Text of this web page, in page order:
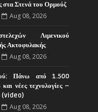
στα Στενά του Ορμούζ
Aug 08, 2026
Λιμενικού
Ακτοφυλακής
Aug 08, 2026
Πάνω από 1.500
νέες τεχνολογίες –
(video)
Aug 08, 2026